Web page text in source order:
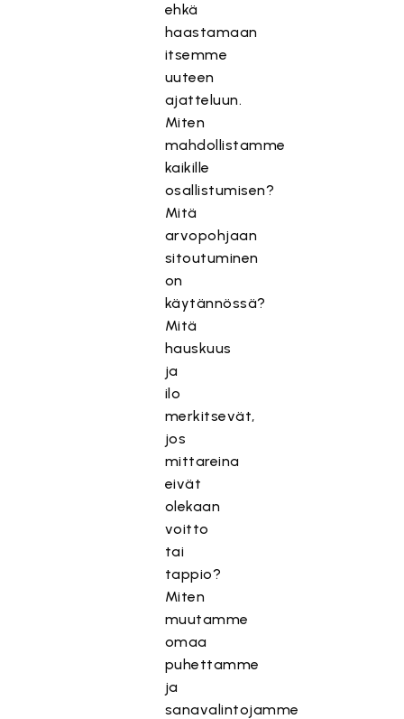
ehkä
haastamaan
itsemme
uuteen
ajatteluun.
Miten
mahdollistamme
kaikille
osallistumisen?
Mitä
arvopohjaan
sitoutuminen
on
käytännössä?
Mitä
hauskuus
ja
ilo
merkitsevät,
jos
mittareina
eivät
olekaan
voitto
tai
tappio?
Miten
muutamme
omaa
puhettamme
ja
sanavalintojamme